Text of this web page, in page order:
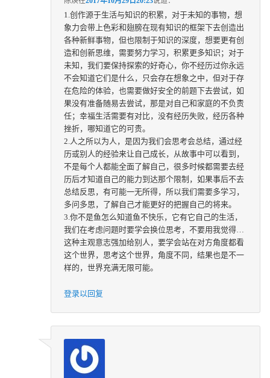
1.创作源于生活与知识的积累，对于未知的事物，想
象力会带上色彩和翅膀在现有知识的框架下去创造出
各种新鲜事物，但也限制于知识的深度，想要更有创
造和创新思维，需要努力学习，积累更多知识；对于
未知，我们要保持探索的好奇心，你不经历过你永远
不会知道它们是什么，只会存在想象之中，但对于存
在危险的体验，也需要做好安全的前题下去尝试，如
果没有准备随易去尝试，那是对自己和家庭的不负责
任；幸福生活需要有对比，没有经历失败，经历各种
挫折，哪知道它的可贵。
2.人之所以为人，是因为我们会思考会总结，通过经
历或别人的经验来让自己成长，从故事中可以看到，
不是每个人都能全面了解自己，很多时候都需要去经
历后才知道自己的能力到达那个限制，如果事后不去
总结反思，有可能一无所得，所以我们需要多学习，
多问多思，了解自己才能更好的把握自己的将来。
3.你不是鱼怎么知道鱼不快乐，它有它自己的生活，
我们在考虑问题时要学会换位思考，不要用我觉得…
这种主观意志强加给别人，要学会站在对方角度都看
这个世界，思考这个世界，角度不同，结果也是不一
样的，世界充满无限可能。
登录以回复